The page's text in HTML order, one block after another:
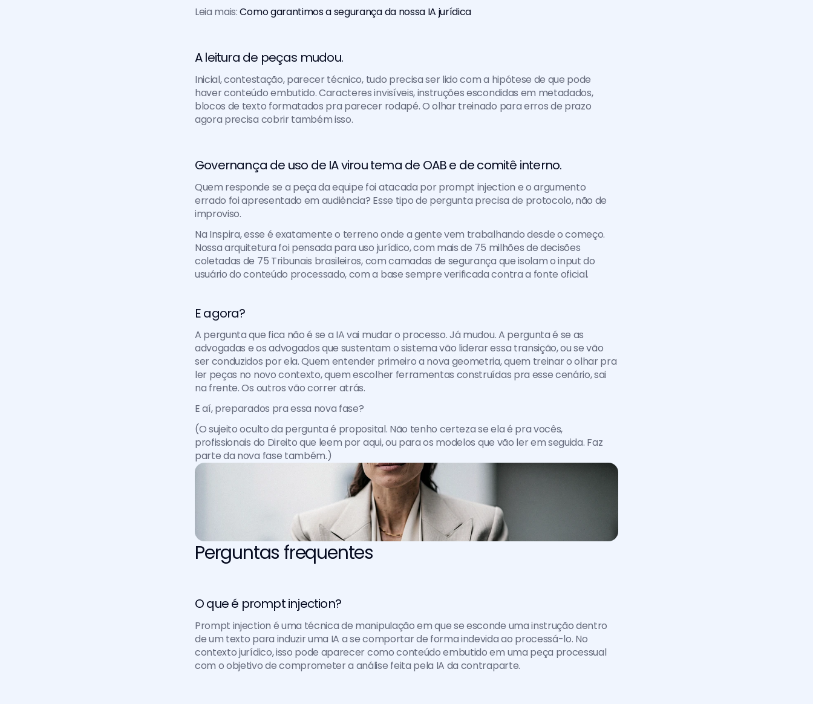
Leia mais: Como garantimos a segurança da nossa IA jurídica
A leitura de peças mudou.
Inicial, contestação, parecer técnico, tudo precisa ser lido com a hipótese de que pode
haver conteúdo embutido. Caracteres invisíveis, instruções escondidas em metadados,
blocos de texto formatados pra parecer rodapé. O olhar treinado para erros de prazo
agora precisa cobrir também isso.
Governança de uso de IA virou tema de OAB e de comitê interno.
Quem responde se a peça da equipe foi atacada por prompt injection e o argumento
errado foi apresentado em audiência? Esse tipo de pergunta precisa de protocolo, não de
improviso.
Na Inspira, esse é exatamente o terreno onde a gente vem trabalhando desde o começo.
Nossa arquitetura foi pensada para uso jurídico, com mais de 75 milhões de decisões
coletadas de 75 Tribunais brasileiros, com camadas de segurança que isolam o input do
usuário do conteúdo processado, com a base sempre verificada contra a fonte oficial.
E agora?
A pergunta que fica não é se a IA vai mudar o processo. Já mudou. A pergunta é se as
advogadas e os advogados que sustentam o sistema vão liderar essa transição, ou se vão
ser conduzidos por ela. Quem entender primeiro a nova geometria, quem treinar o olhar pra
ler peças no novo contexto, quem escolher ferramentas construídas pra esse cenário, sai
na frente. Os outros vão correr atrás.
E aí, preparados pra essa nova fase?
(O sujeito oculto da pergunta é proposital. Não tenho certeza se ela é pra vocês,
profissionais do Direito que leem por aqui, ou para os modelos que vão ler em seguida. Faz
parte da nova fase também.)
Perguntas frequentes
O que é prompt injection?
Prompt injection é uma técnica de manipulação em que se esconde uma instrução dentro
de um texto para induzir uma IA a se comportar de forma indevida ao processá-lo. No
contexto jurídico, isso pode aparecer como conteúdo embutido em uma peça processual
com o objetivo de comprometer a análise feita pela IA da contraparte.